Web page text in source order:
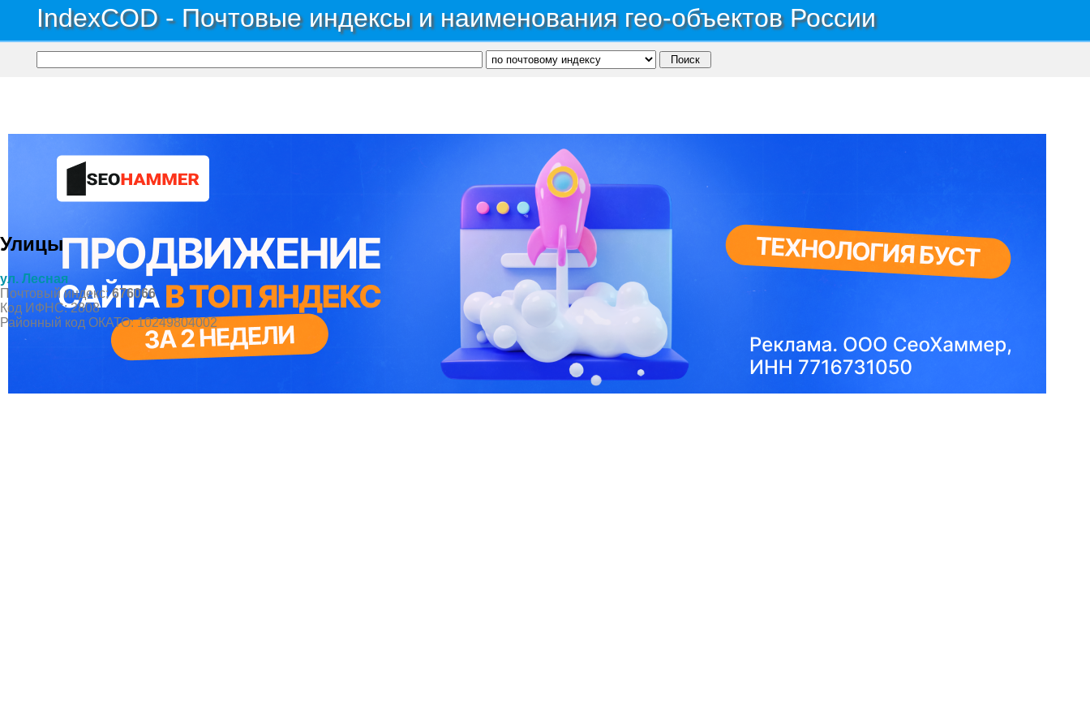
IndexCOD - Почтовые индексы и наименования гео-объектов России
Почтовые индексы России, ОКАТО, коды ИФНС, коды регионов ГИБДД →Село Осежено
Село Осежено
Улицы
ул. Лесная
Почтовый индекс:676066
Код ИФНС: 2808
Районный код ОКАТО: 10249804002
Все почтовые индексы России, ОКАТО, коды ИФНС, коды регионов ГИБДД
Вся информация на сайте предоставлена исключительно в ознокомительных целях, некоторые данные могут быть не актуальны...